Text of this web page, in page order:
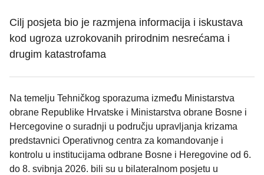
Cilj posjeta bio je razmjena informacija i iskustava
kod ugroza uzrokovanih prirodnim nesrećama i
drugim katastrofama
Na temelju Tehničkog sporazuma između Ministarstva
obrane Republike Hrvatske i Ministarstva obrane Bosne i
Hercegovine o suradnji u području upravljanja krizama
predstavnici Operativnog centra za komandovanje i
kontrolu u institucijama odbrane Bosne i Heregovine od 6.
do 8. svibnja 2026. bili su u bilateralnom posjetu u